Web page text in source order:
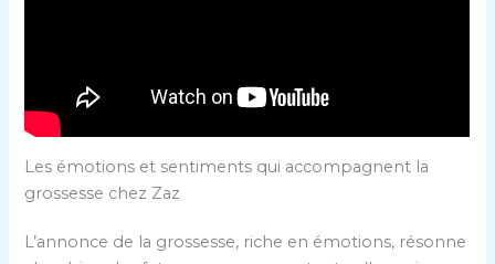
Les émotions et sentiments qui accompagnent la
grossesse chez Zaz
L’annonce de la grossesse, riche en émotions, résonne